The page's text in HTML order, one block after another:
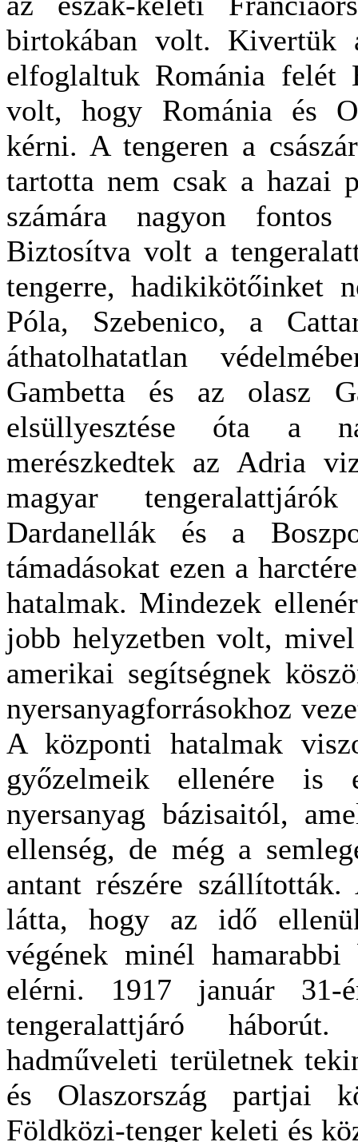
birtokában volt. Kivertük
elfoglaltuk Románia felét
volt, hogy Románia és
kérni. A tengeren a
tartotta nem csak a hazai
számára nagyon
Biztosítva volt a
tengerre, hadikikötőinket
Póla, Szebenico, a
áthatolhatatlan
Gambetta és az olasz
elsüllyesztése óta a
merészkedtek az Adria
magyar
Dardanellák és a
támadásokat ezen a
hatalmak. Mindezek
jobb helyzetben volt,
amerikai segítségnek
nyersanyagforrásokhoz
A központi hatalmak
győzelmeik ellenére
nyersanyag bázisaitól,
ellenség, de még a
antant részére
látta, hogy az idő
végének minél hamarabbi
elérni. 1917 január 31-
tengeralattjáró
hadműveleti területnek
és Olaszország partjai
Földközi-tenger keleti és